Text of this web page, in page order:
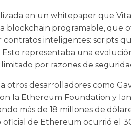
en un whitepaper que
blockchain programable, que
inteligentes: scripts
representaba una
por razones de
otros desarrolladores como
la Ethereum Foundation y
más de 18 millones de
de Ethereum ocurrió el